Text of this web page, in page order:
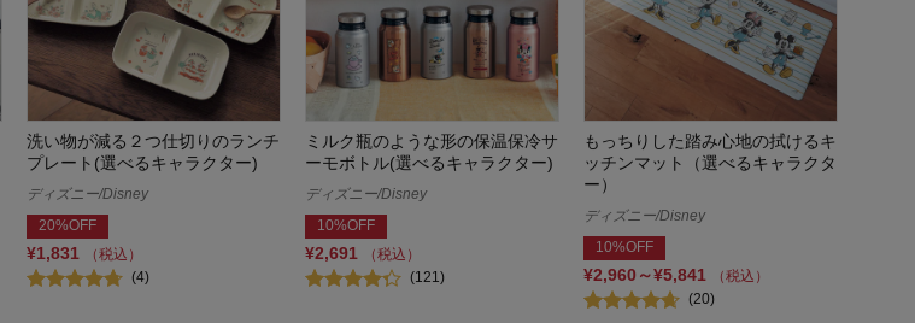
洗い物が減る２つ仕切りのランチ
プレート(選べるキャラクター)
ディズニー/Disney
20%OFF
¥1,831
（税込）
(4)
ミルク瓶のような形の保温保冷サ
ーモボトル(選べるキャラクター)
ディズニー/Disney
10%OFF
¥2,691
（税込）
(121)
もっちりした踏み心地の拭けるキ
ッチンマット（選べるキャラクタ
ー）
ディズニー/Disney
10%OFF
¥2,960～¥5,841
（税込）
(20)